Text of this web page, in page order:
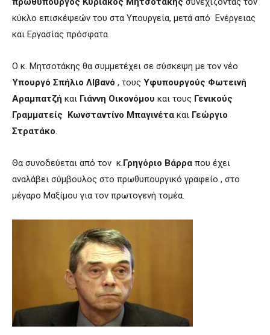
κύκλο επισκέψεών του στα Υπουργεία, μετά από Ενέργειας
και Εργασίας πρόσφατα.
Ο κ. Μητσοτάκης θα συμμετέχει σε σύσκεψη με τον νέο
Υπουργό Σπήλιο ΛΙβανό , τους Υφυπουργούς Φωτεινή
Αραμπατζή και Γιάννη Οικονόμου και τους Γενικούς
Γραμματείς Κωνσταντίνο Μπαγινέτα και Γεώργιο
Στρατάκο.
Θα συνοδεύεται από τον κ. Γρηγόριο Βάρρα που έχει
αναλάβει σύμβουλος στο πρωθυπουργικό γραφείο , στο
μέγαρο Μαξίμου για τον πρωτογενή τομέα.